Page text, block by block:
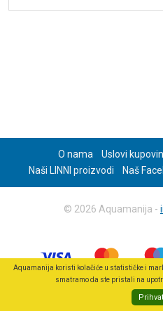
O nama
Uslovi
Naši LINNI proizvodi
Naš
© 2026 Aquamanija -
Aquamanija koristi kolačiće u statističke i
smatramo da ste pristali na